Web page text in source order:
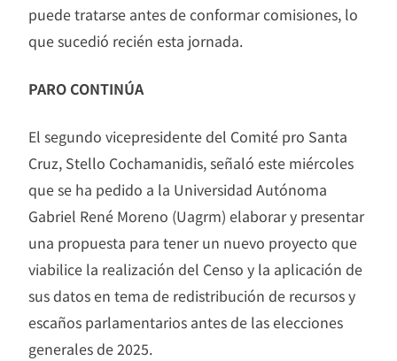
puede tratarse antes de conformar comisiones, lo
que sucedió recién esta jornada.
PARO CONTINÚA
El segundo vicepresidente del Comité pro Santa
Cruz, Stello Cochamanidis, señaló este miércoles
que se ha pedido a la Universidad Autónoma
Gabriel René Moreno (Uagrm) elaborar y presentar
una propuesta para tener un nuevo proyecto que
viabilice la realización del Censo y la aplicación de
sus datos en tema de redistribución de recursos y
escaños parlamentarios antes de las elecciones
generales de 2025.